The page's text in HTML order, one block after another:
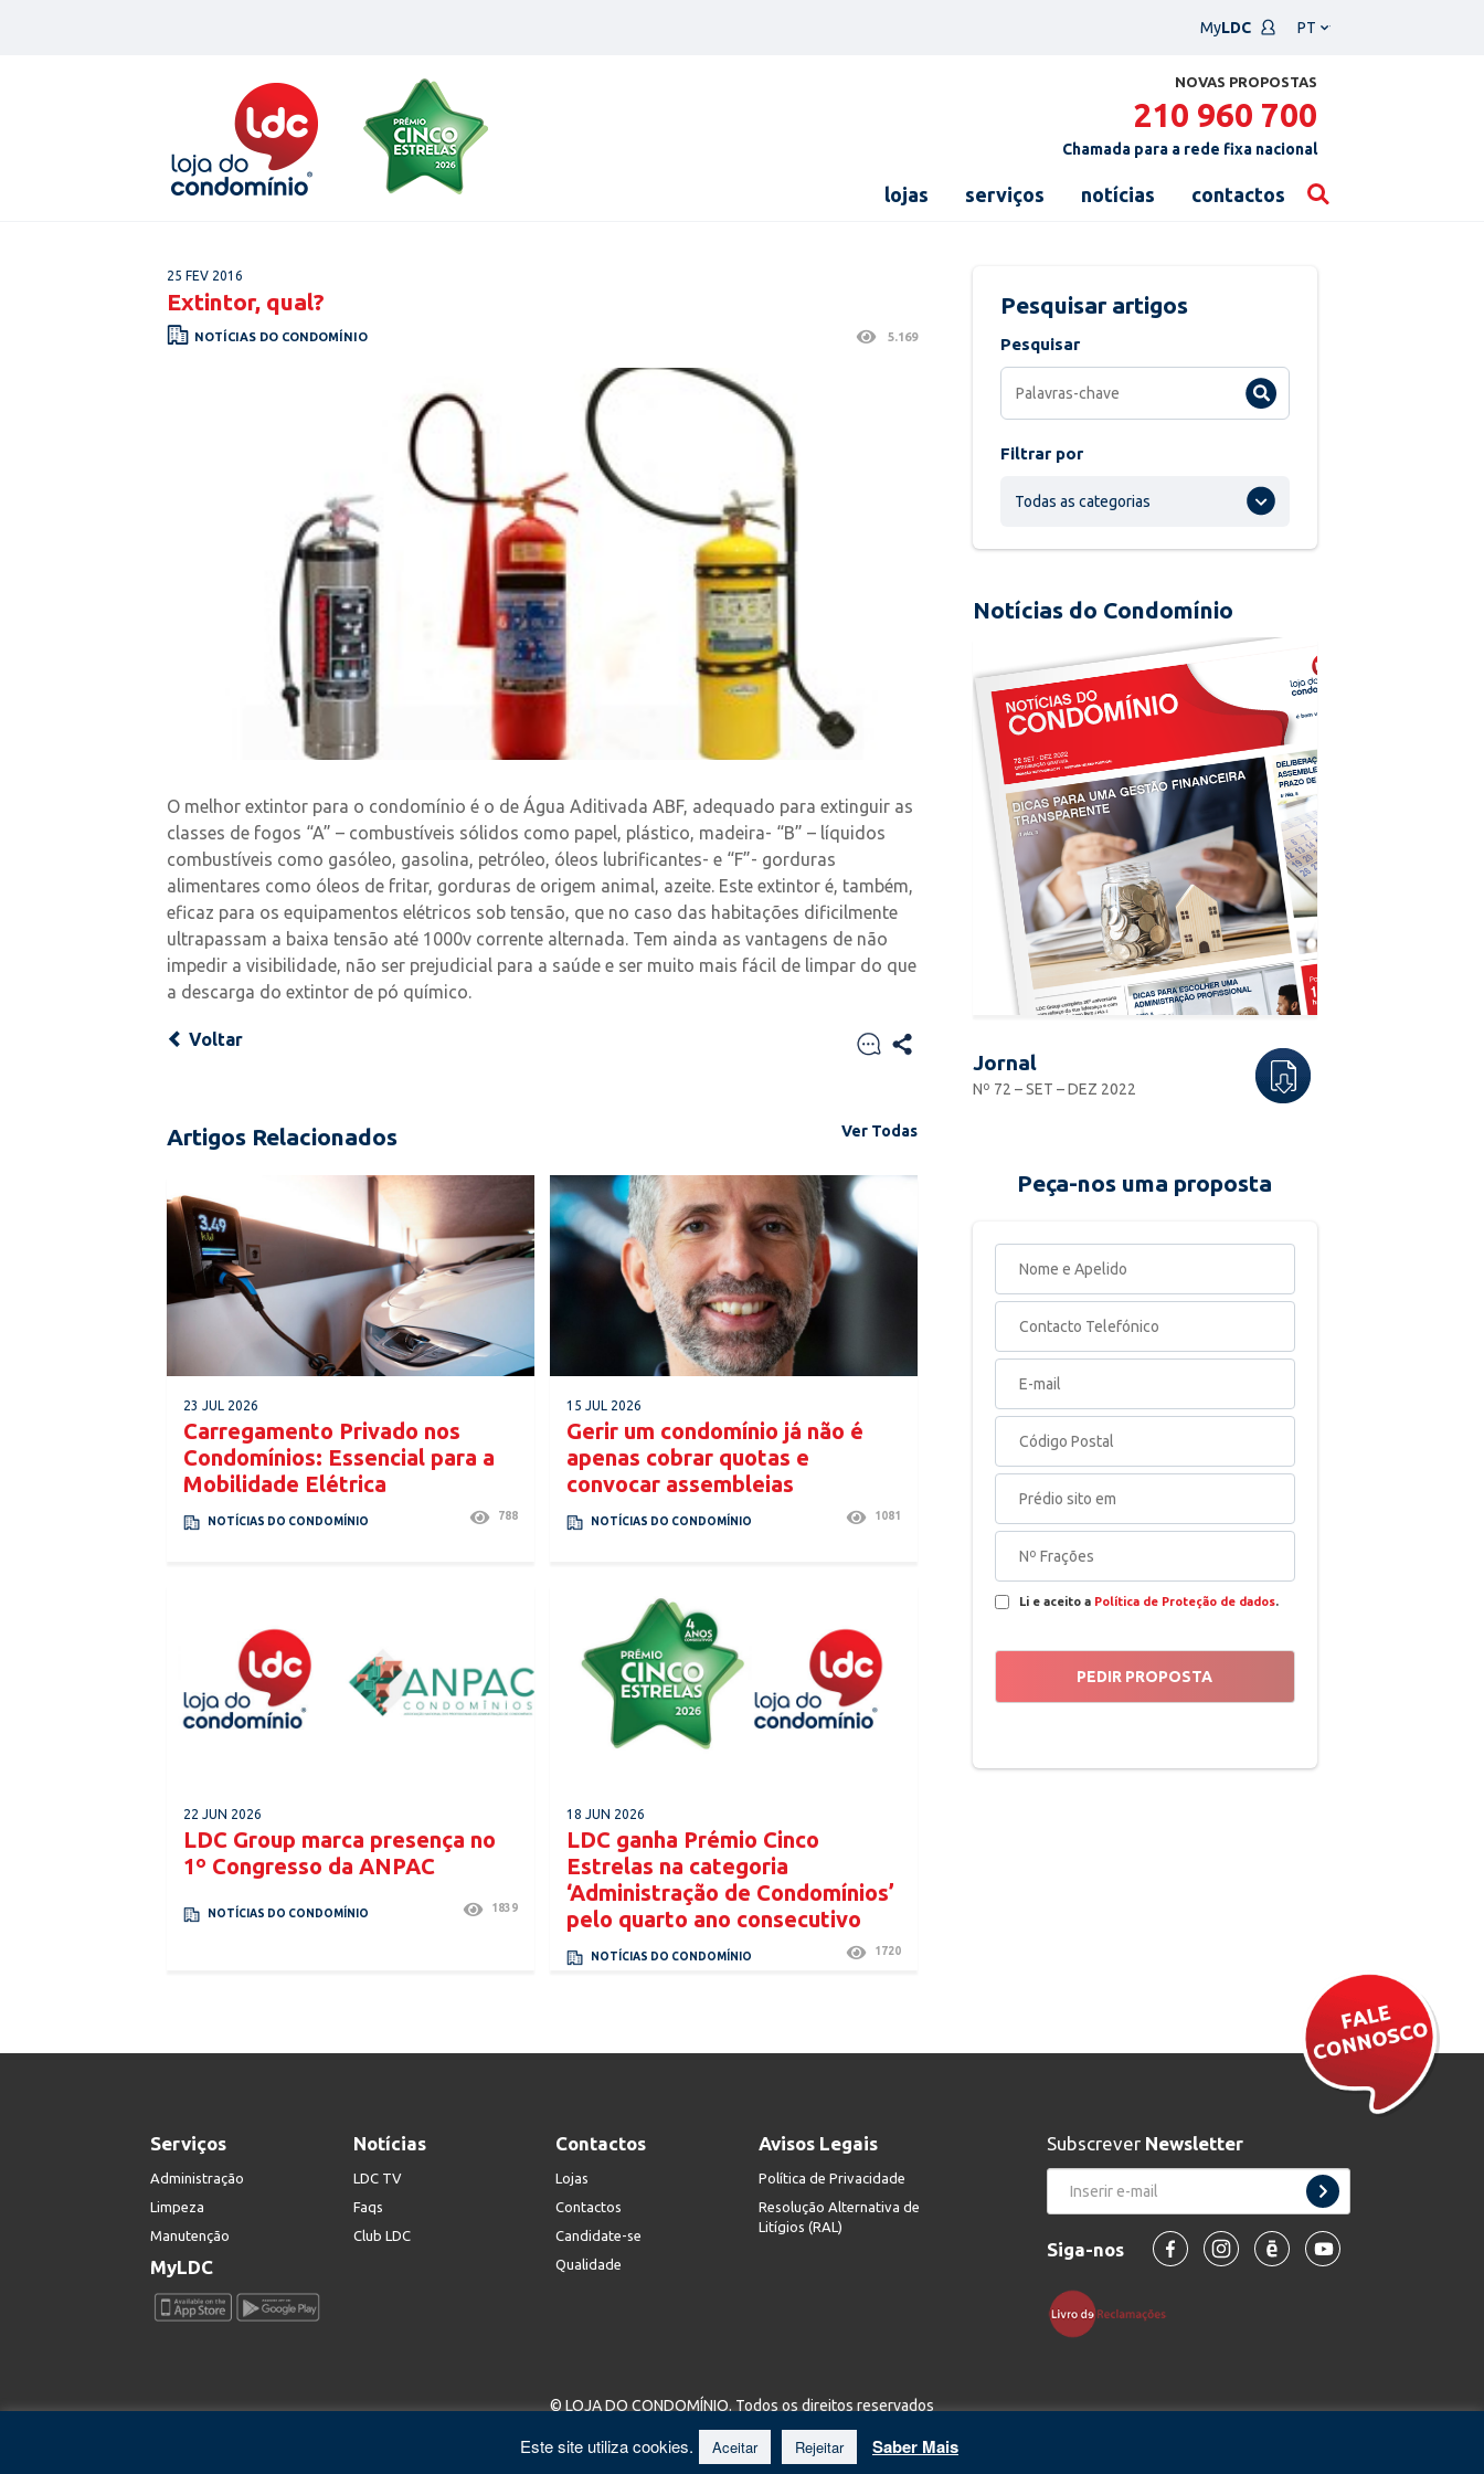
MyLDC
um
NOVAS PROPOSTAS
210 960 700
Chamada para a rede fixa nacional
lojas serviços notícias contactos
25 FEV 2016
Extintor, qual?
NOTÍCIAS DO CONDOMÍNIO 5.169
O melhor extintor para o condomínio é o de Água Aditivada ABF, adequado para extinguir as
classes de fogos “A” – combustíveis sólidos como papel, plástico, madeira- “B” – líquidos
combustíveis como gasóleo, gasolina, petróleo, óleos lubrificantes- e “F”- gorduras
alimentares como óleos de fritar, gorduras de origem animal, azeite. Este extintor é, também,
eficaz para os equipamentos elétricos sob tensão, que no caso das habitações dificilmente
ultrapassam a baixa tensão até 1000v corrente alternada. Tem ainda as vantagens de não
impedir a visibilidade, não ser prejudicial para a saúde e ser muito mais fácil de limpar do que
a descarga do extintor de pó químico.
Voltar
Artigos Relacionados Ver Todas
23 JUL 2026
Carregamento Privado nos
Condomínios: Essencial para a
Mobilidade Elétrica
NOTÍCIAS DO CONDOMÍNIO 788
15 JUL 2026
Gerir um condomínio já não é
apenas cobrar quotas e
convocar assembleias
NOTÍCIAS DO CONDOMÍNIO 1081
22 JUN 2026
LDC Group marca presença no
1º Congresso da ANPAC
NOTÍCIAS DO CONDOMÍNIO 1839
18 JUN 2026
LDC ganha Prémio Cinco
Estrelas na categoria
‘Administração de Condomínios’
pelo quarto ano consecutivo
NOTÍCIAS DO CONDOMÍNIO 1720
Pesquisar artigos
Pesquisar
Filtrar por
Todas as categorias
Notícias do Condomínio
Jornal
Nº 72 – SET – DEZ 2022
Peça-nos uma proposta
Li e aceito a Política de Proteção de dados.
Serviços
Administração
Limpeza
Manutenção
MyLDC
Notícias
LDC TV
Faqs
Club LDC
Contactos
Lojas
Contactos
Candidate-se
Qualidade
Avisos Legais
Política de Privacidade
Resolução Alternativa de
Litígios (RAL)
Subscrever Newsletter
Siga-nos
© LOJA DO CONDOMÍNIO. Todos os direitos reservados
Este site utiliza cookies. Aceitar Rejeitar Saber Mais